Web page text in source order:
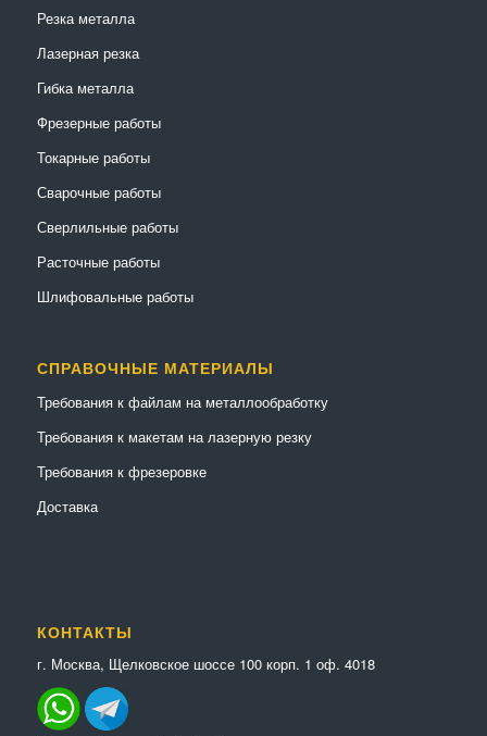
Резка металла
Лазерная резка
Гибка металла
Фрезерные работы
Токарные работы
Сварочные работы
Сверлильные работы
Расточные работы
Шлифовальные работы
СПРАВОЧНЫЕ МАТЕРИАЛЫ
Требования к файлам на металлообработку
Требования к макетам на лазерную резку
Требования к фрезеровке
Доставка
КОНТАКТЫ
г. Москва, Щелковское шоссе 100 корп. 1 оф. 4018